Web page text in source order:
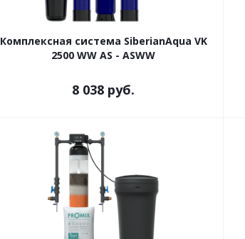
Комплексная система SiberianAqua VK
2500 WW AS - ASWW
8 038 руб.